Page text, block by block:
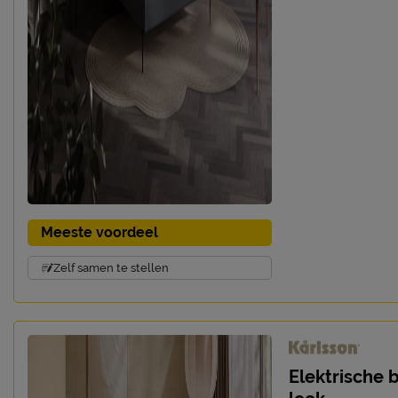
Meeste voordeel
Zelf samen te stellen
Elektrische